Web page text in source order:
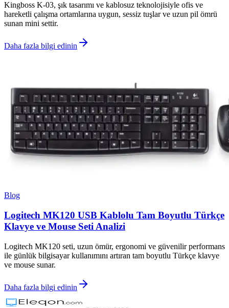
Kingboss K-03, şık tasarımı ve kablosuz teknolojisiyle ofis ve
hareketli çalışma ortamlarına uygun, sessiz tuşlar ve uzun pil ömrü
sunan mini settir.
Daha fazla bilgi edinin
Blog
Logitech MK120 USB Kablolu Tam Boyutlu Türkçe
Klavye ve Mouse Seti Analizi
Logitech MK120 seti, uzun ömür, ergonomi ve güvenilir performans
ile günlük bilgisayar kullanımını artıran tam boyutlu Türkçe klavye
ve mouse sunar.
Daha fazla bilgi edinin